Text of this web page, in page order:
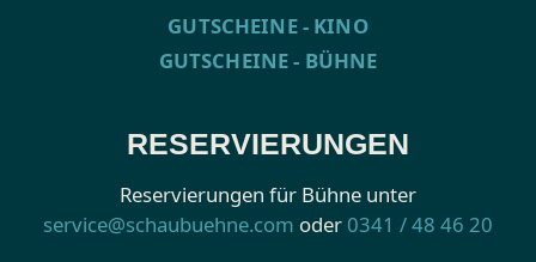
GUTSCHEINE - KINO
GUTSCHEINE - BÜHNE
RESERVIERUNGEN
Reservierungen für Bühne unter
service@schaubuehne.com oder 0341 / 48 46 20